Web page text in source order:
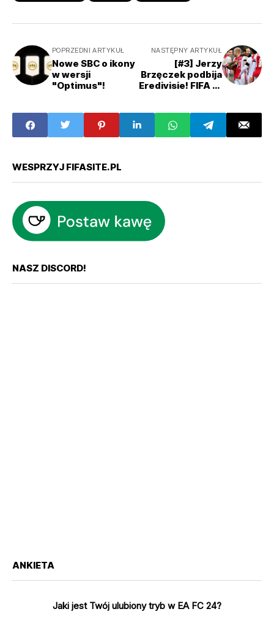
POPRZEDNI ARTYKUŁ
Nowe SBC o ikony
w wersji
"Optimus"!
NASTĘPNY ARTYKUŁ
[#3] Jerzy
Brzęczek podbija
Eredivisie! FIFA 21
WESPRZYJ FIFASITE.PL
NASZ DISCORD!
ANKIETA
Jaki jest Twój ulubiony tryb w EA FC 24?